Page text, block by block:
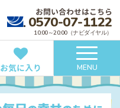
お問い合わせはこちら
0570-07-1122
10:00～20:00（ナビダイヤル）
お気に入り MENU